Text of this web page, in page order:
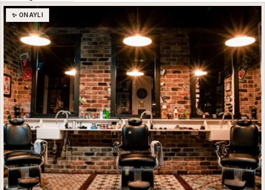
✨ ONAYLI